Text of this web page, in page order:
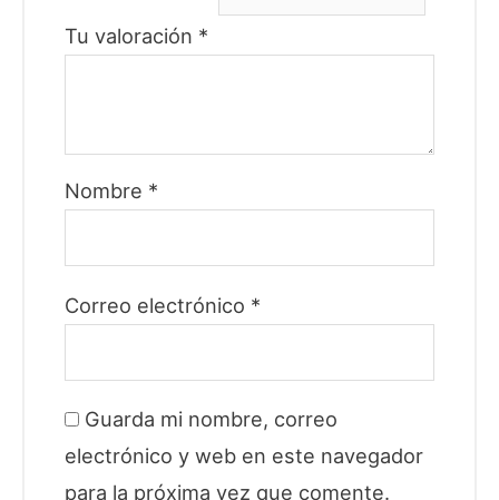
Tu valoración *
Nombre *
Correo electrónico *
Guarda mi nombre, correo
electrónico y web en este navegador
para la próxima vez que comente.